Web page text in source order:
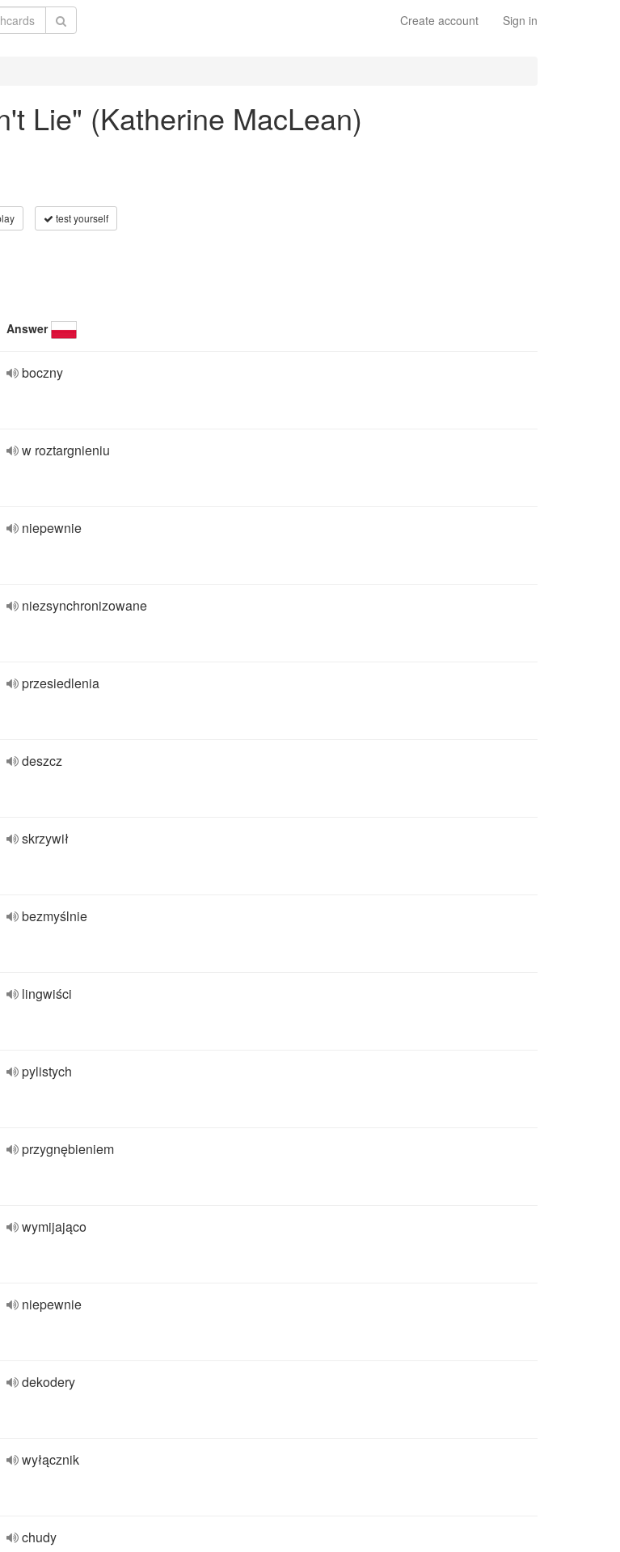
Create account Sign in
Lie" (Katherine MacLean)
test yourself
Answer
boczny
w roztargnieniu
niepewnie
niezsynchronizowane
przesiedlenia
deszcz
skrzywił
bezmyślnie
lingwiści
pylistych
przygnębieniem
wymijająco
niepewnie
dekodery
wyłącznik
chudy